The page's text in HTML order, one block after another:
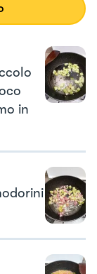
in